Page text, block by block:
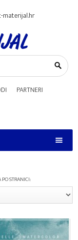
materijal.hr
PARTNERI
STRANICI: